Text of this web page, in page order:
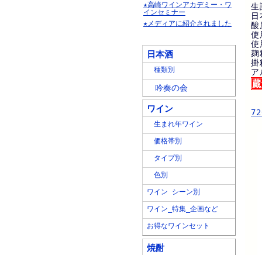
★高崎ワインアカデミー・ワ
インセミナー
★メディアに紹介されました
日本酒
種類別
吟奏の会
ワイン
生まれ年ワイン
価格帯別
タイプ別
色別
ワイン シーン別
ワイン_特集_企画など
お得なワインセット
焼酎
生
使
使
麹
掛